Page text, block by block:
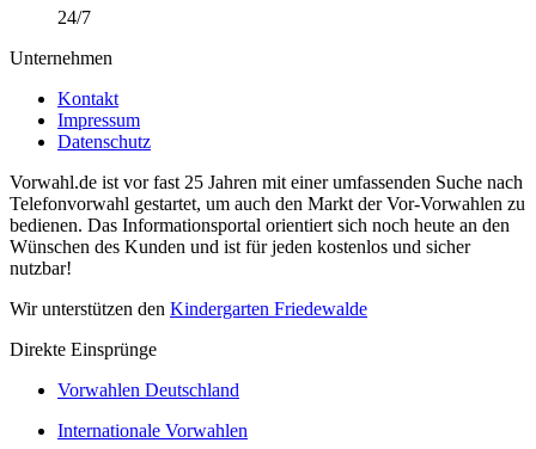
24/7
Unternehmen
Kontakt
Impressum
Datenschutz
Vorwahl.de ist vor fast 25 Jahren mit einer umfassenden Suche nach
Telefonvorwahl gestartet, um auch den Markt der Vor-Vorwahlen zu
bedienen. Das Informationsportal orientiert sich noch heute an den
Wünschen des Kunden und ist für jeden kostenlos und sicher
nutzbar!
Wir unterstützen den Kindergarten Friedewalde
Direkte Einsprünge
Vorwahlen Deutschland
Internationale Vorwahlen